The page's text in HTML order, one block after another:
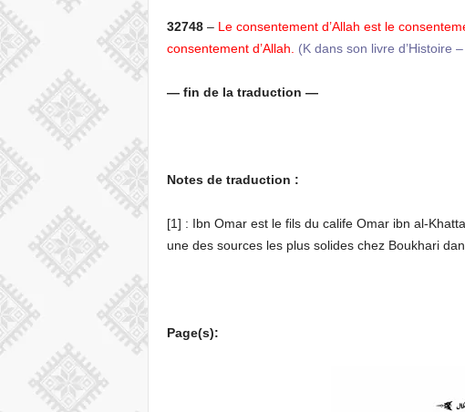
32748– Le consentement d’Allah est le
consentement d’Allah. (K dans son livre d’Histoire
— fin de la traduction —
Notes de traduction :
[1] : Ibn Omar est le fils du calife Omar ibn al-
une des sources les plus solides chez Boukhari
Page(s):